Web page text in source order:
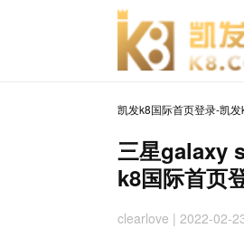
凯发k8国际首页登录-凯
三星galaxy
k8国际首页
clearlove | 2022-02-